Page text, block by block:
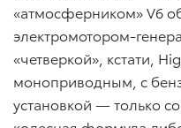
«атмосферником» V6
электромотором-
«четверкой», кстати,
моноприводным, с
установкой — только